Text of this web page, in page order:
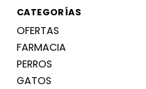
CATEGORÍAS
OFERTAS
FARMACIA
PERROS
GATOS